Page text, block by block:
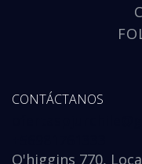
CONTÁCTANOS
O'higgins 770,